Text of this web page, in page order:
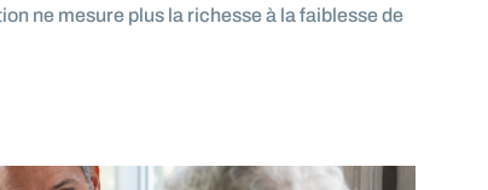
ne mesure plus la richesse à la faiblesse de